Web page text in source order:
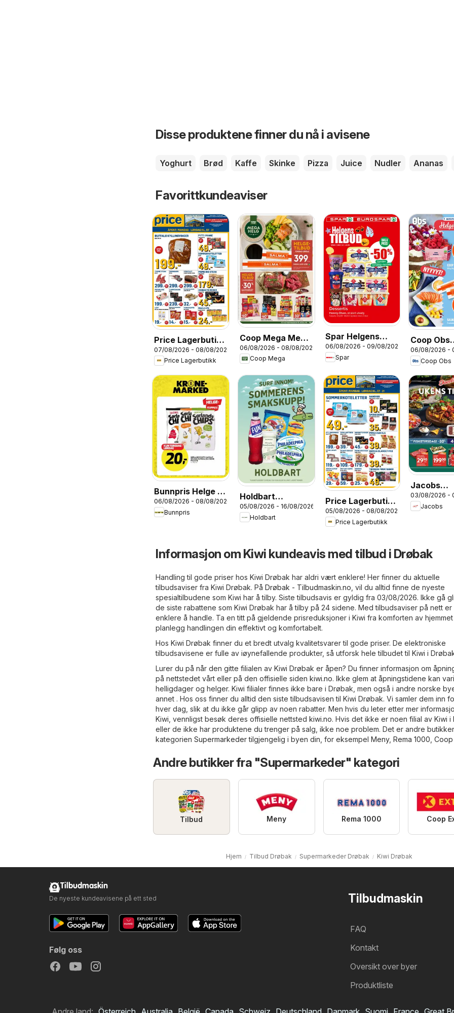
Disse produktene finner du nå i avisene
Yoghurt Brød Kaffe Skinke Pizza Juice Nudler Ananas
Favorittkundeaviser
Price Lagerbutikk
kundeavis
07/08/2026 - 08/08/2026
Price Lagerbutikk
Coop Mega Mega
Helg
06/08/2026 - 08/08/2026
Coop Mega
Spar Helgens
Tilbud
06/08/2026 - 09/08/2026
Spar
Coop Obs
kundeavis
06/08/2026 -
Coop Obs
Bunnpris Helge -
Kuppet!
06/08/2026 - 08/08/2026
Bunnpris
Holdbart
kundeavis
05/08/2026 - 16/08/2026
Holdbart
Price Lagerbutikk
kundeavis
05/08/2026 - 08/08/2026
Price Lagerbutikk
Jacobs
kundeavis
03/08/2026 -
Jacobs
Informasjon om Kiwi kundeavis med tilbud i Drøbak
Handling til gode priser hos Kiwi Drøbak har aldri vært enklere! Her finner du aktuelle
tilbudsaviser fra Kiwi Drøbak. På Drøbak - Tilbudmaskin.no , vil du alltid finne de nyeste
spesialtilbudene som Kiwi har å tilby. Siste tilbudsavis er gyldig fra 03/08/2026. Ikke gå
de siste rabattene som Kiwi Drøbak har å tilby på 24 sidene. Med tilbudsaviser på nett
enklere å handle. Ta en titt på gjeldende prisreduksjoner i Kiwi fra komforten av
planlegg handlingen din effektivt og komfortabelt.
Hos Kiwi Drøbak finner du et bredt utvalg kvalitetsvarer til gode priser. De elektroniske
tilbudsavisene er fulle av iøynefallende produkter, så utforsk hele tilbudet til Kiwi i
Lurer du på når den gitte filialen av Kiwi Drøbak er åpen? Du finner informasjon om
på nettstedet vårt eller på den offisielle siden kiwi.no. Ikke glem at åpningstidene kan
helligdager og helger. Kiwi filialer finnes ikke bare i Drøbak, men også i andre norske
annet . Hos oss finner du alltid den siste tilbudsavisen til Kiwi Drøbak. Vi samler dem inn
hver dag, slik at du ikke går glipp av noen rabatter. Men hvis du leter etter mer
Kiwi, vennligst besøk deres offisielle nettsted kiwi.no. Hvis det ikke er noen filial av Kiwi i
eller de ikke har produktene du trenger på salg, ikke noe problem. Det er andre
kategorien Supermarkedertilgjengelig i byen din, for eksempel Meny, Rema 1000 Coop
Andre butikker fra "Supermarkeder" kategori
Tilbud Meny Rema 1000 Coop
Hjem Tilbud Drøbak Supermarkeder Drøbak Kiwi Drøbak
Tilbudmaskin
FAQ
Kontakt
Oversikt over byer
Produktliste
Tilbudmaskin
De nyeste kundeavisene på ett sted
Følg oss